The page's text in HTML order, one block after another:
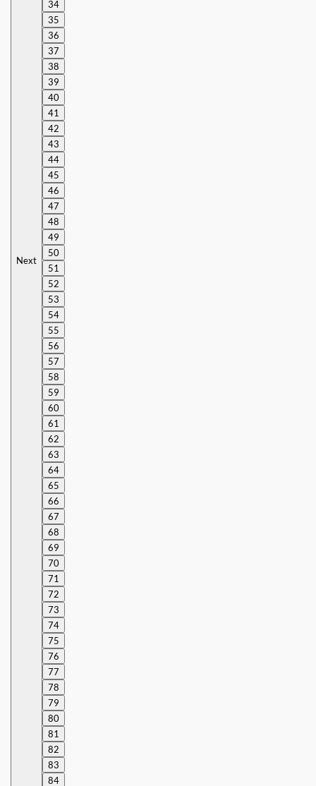
Next
34
35
36
37
38
39
40
41
42
43
44
45
46
47
48
49
50
51
52
53
54
55
56
57
58
59
60
61
62
63
64
65
66
67
68
69
70
71
72
73
74
75
76
77
78
79
80
81
82
83
84